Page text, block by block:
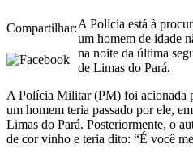
Compartilhar:A Polícia está à
um homem de idade
na noite da última
de Limas do Pará.
A Polícia Militar (PM) foi acionada
um homem teria passado por ele,
Limas do Pará. Posteriormente, o
de cor vinho e teria dito: “É você